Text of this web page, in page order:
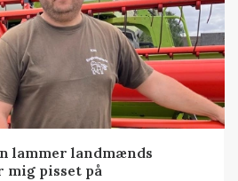
lammer landmænds
mig pisset på